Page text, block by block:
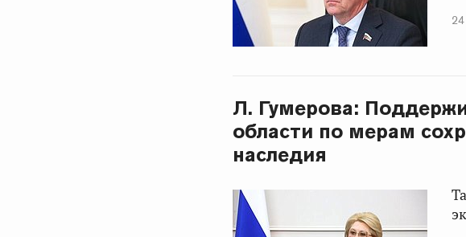
Л. Гумерова:
области по мерам
наследия